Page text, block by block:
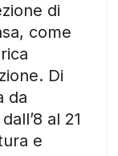
di
come
Di
da
al 21
e